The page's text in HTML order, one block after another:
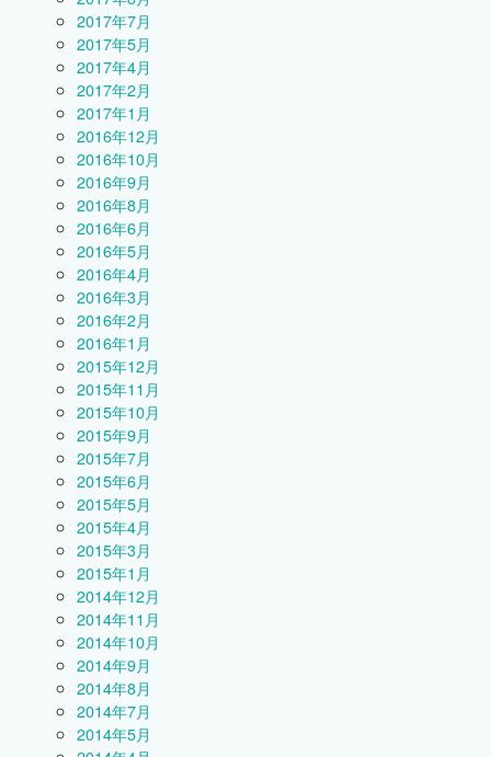
2017年7月
2017年5月
2017年4月
2017年2月
2017年1月
2016年12月
2016年10月
2016年9月
2016年8月
2016年6月
2016年5月
2016年4月
2016年3月
2016年2月
2016年1月
2015年12月
2015年11月
2015年10月
2015年9月
2015年7月
2015年6月
2015年5月
2015年4月
2015年3月
2015年1月
2014年12月
2014年11月
2014年10月
2014年9月
2014年8月
2014年7月
2014年5月